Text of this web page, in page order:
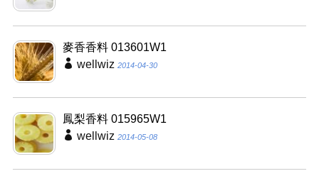
麥香香料 013601W1
wellwiz 2014-04-30
鳳梨香料 015965W1
wellwiz 2014-05-08